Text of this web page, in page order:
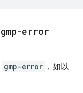
gmp-error
gmp-error ，如以